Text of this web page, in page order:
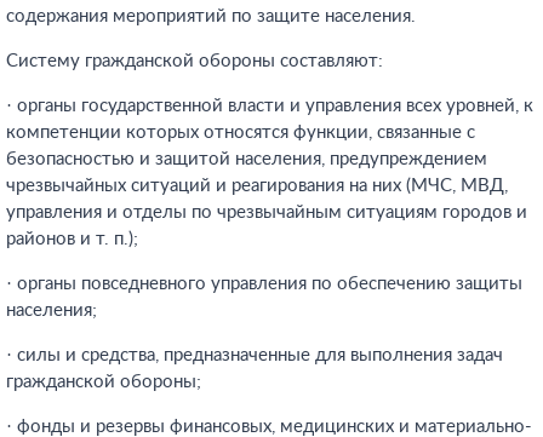
содержания мероприятий по защите населения.
Систему гражданской обороны составляют:
· органы государственной власти и управления всех уровней, к
компетенции которых относятся функции, связанные с
безопасностью и защитой населения, предупреждением
чрезвычайных ситуаций и реагирования на них (МЧС, МВД,
управления и отделы по чрезвычайным ситуациям городов и
районов и т. п.);
· органы повседневного управления по обеспечению защиты
населения;
· силы и средства, предназначенные для выполнения задач
гражданской обороны;
· фонды и резервы финансовых, медицинских и материально-